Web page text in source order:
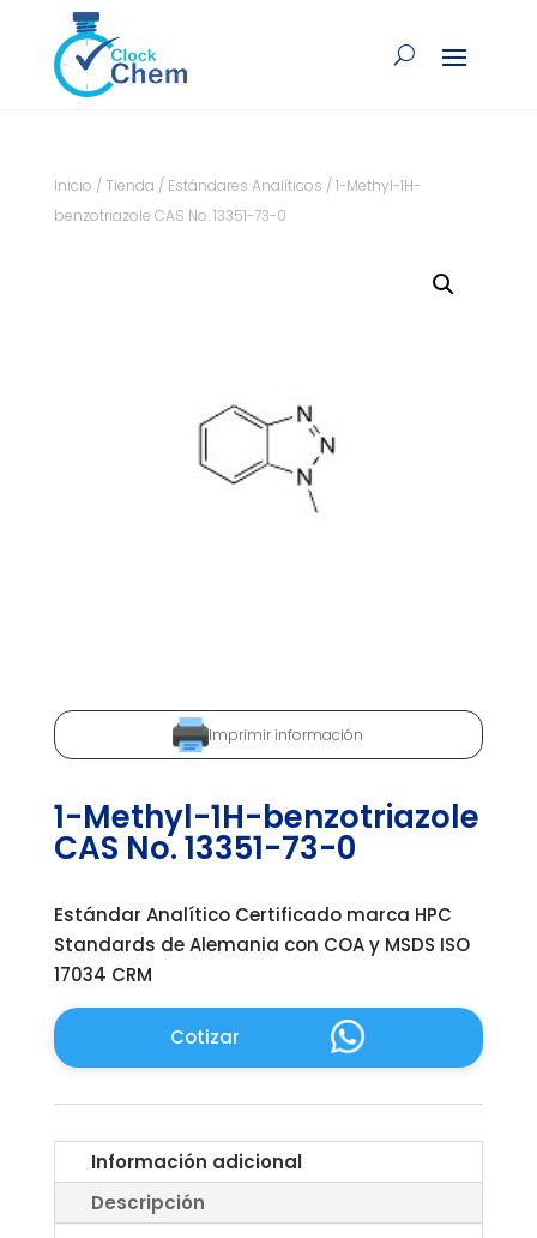
Inicio / Tienda / Estándares Analíticos / 1-Methyl-1H-
benzotriazole CAS No. 13351-73-0
Imprimir información
1-Methyl-1H-benzotriazole
CAS No. 13351-73-0
Estándar Analítico Certificado marca HPC
Standards de Alemania con COA y MSDS ISO
17034 CRM
Cotizar
Información adicional
Descripción